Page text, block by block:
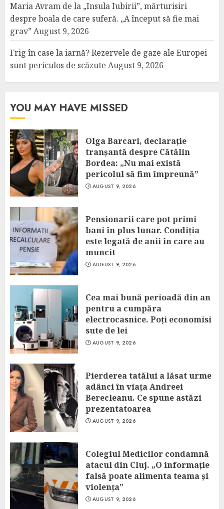
Maria Avram de la „Insula Iubirii”, mărturisiri
despre boala de care suferă. „A început să fie mai
grav” August 9, 2026
Frig în case la iarnă? Rezervele de gaze ale Europei
sunt periculos de scăzute August 9, 2026
YOU MAY HAVE MISSED
Olga Barcari, declarație
tranșantă despre Cătălin
Bordea: „Nu mai există
pericolul să fim împreună”
AUGUST 9, 2026
Pensionarii care pot primi
bani în plus lunar. Condiția
este legată de anii în care au
muncit
AUGUST 9, 2026
Cea mai bună perioadă din an
pentru a cumpăra
electrocasnice. Poți economisi
sute de lei
AUGUST 9, 2026
Pierderea tatălui a lăsat urme
adânci în viața Andreei
Berecleanu. Ce spune astăzi
prezentatoarea
AUGUST 9, 2026
Colegiul Medicilor condamnă
atacul din Cluj. „O informație
falsă poate alimenta teama și
violența”
AUGUST 9, 2026